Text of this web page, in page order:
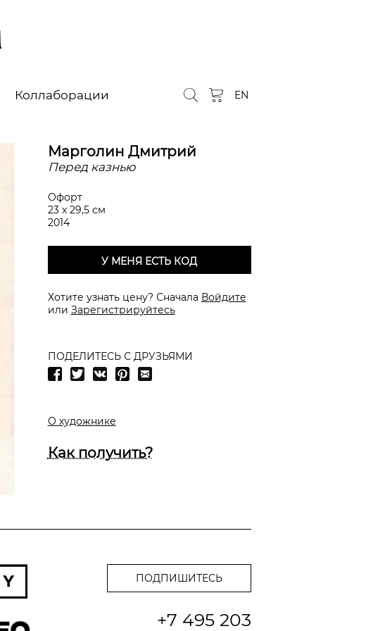
Коллаборации EN
Марголин Дмитрий
Перед казнью
Офорт
23 х 29,5 см
2014
У МЕНЯ ЕСТЬ КОД
Хотите узнать цену? Сначала Войдите
или Зарегистрируйтесь
ПОДЕЛИТЕСЬ С ДРУЗЬЯМИ
О художнике
Как получить?
+7 495 203